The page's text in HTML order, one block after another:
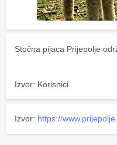
Stočna pijaca Prijepolje
Izvor: Korisnici
Izvor: https://